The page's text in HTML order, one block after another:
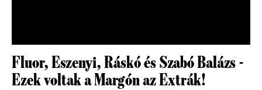
Fluor, Eszenyi, Ráskó és Szabó Balázs -
Ezek voltak a Margón az Extrák!